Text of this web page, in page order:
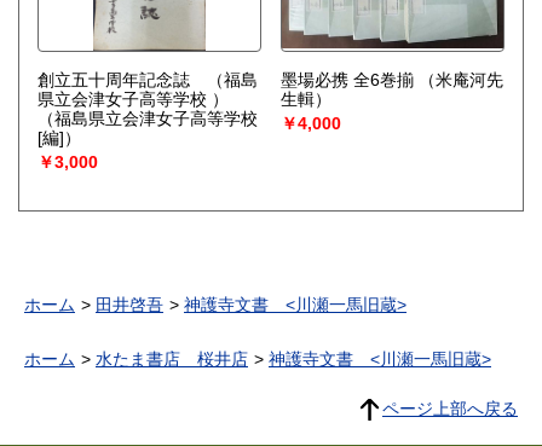
創立五十周年記念誌 （福島
県立会津女子高等学校 ）
（福島県立会津女子高等学校
[編]）
￥3,000
墨場必携 全6巻揃
（米庵河先
生輯）
￥4,000
ホーム 田井啓吾 神護寺文書 <川瀬一馬旧蔵>
ホーム 水たま書店 桜井店 神護寺文書 <川瀬一馬旧蔵>
ページ上部へ戻る